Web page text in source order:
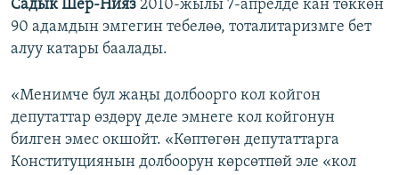
Садык Шер-Нияз 2010-жылы 7-апрелде кан төккөн
90 адамдын эмгегин тебелөө, тоталитаризмге бет
алуу катары баалады.
«Менимче бул жаңы долбоорго кол койгон
депутаттар өздөрү деле эмнеге кол койгонун
билген эмес окшойт. «Көптөгөн депутаттарга
Конституциянын долбоорун көрсөтпөй эле «кол